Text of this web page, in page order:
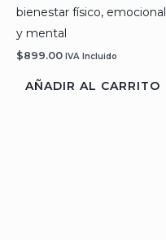
bienestar físico, emocional
y mental
$899.00 IVA Incluido
AÑADIR AL CARRITO